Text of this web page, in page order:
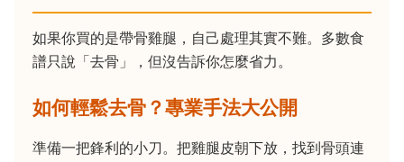
如果你買的是帶骨雞腿，自己處理其實不難。多數食
譜只說「去骨」，但沒告訴你怎麼省力。
如何輕鬆去骨？專業手法大公開
準備一把鋒利的小刀。把雞腿皮朝下放，找到骨頭連